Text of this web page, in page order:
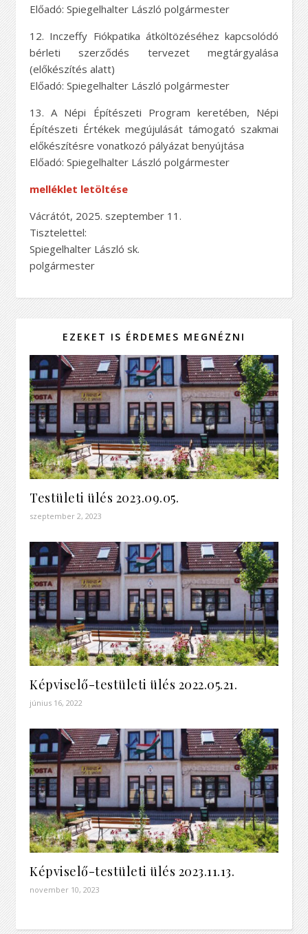
Előadó: Spiegelhalter László polgármester
12. Inczeffy Fiókpatika átköltözéséhez kapcsolódó
bérleti szerződés tervezet megtárgyalása
(előkészítés alatt)
Előadó: Spiegelhalter László polgármester
13. A Népi Építészeti Program keretében, Népi
Építészeti Értékek megújulását támogató szakmai
előkészítésre vonatkozó pályázat benyújtása
Előadó: Spiegelhalter László polgármester
melléklet letöltése
Vácrátót, 2025. szeptember 11.
Tisztelettel:
Spiegelhalter László sk.
polgármester
EZEKET IS ÉRDEMES MEGNÉZNI
Testületi ülés 2023.09.05.
szeptember 2, 2023
Képviselő-testületi ülés 2022.05.21.
június 16, 2022
Képviselő-testületi ülés 2023.11.13.
november 10, 2023